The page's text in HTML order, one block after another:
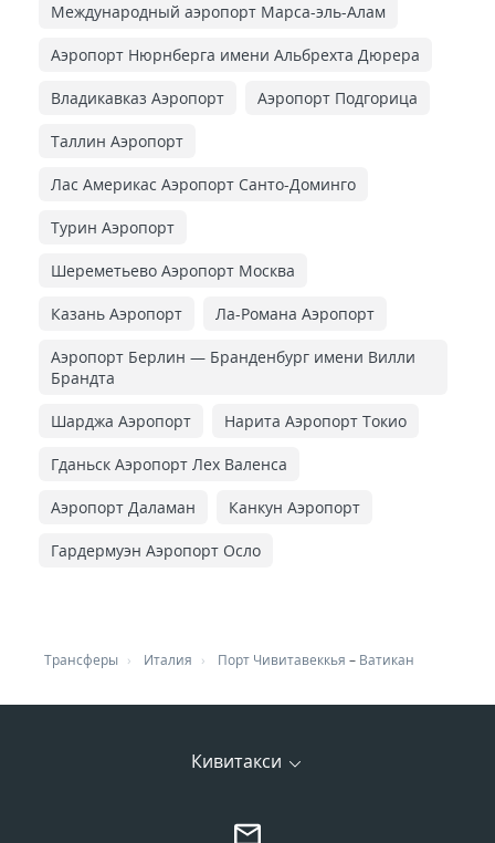
Международный аэропорт Марса-эль-Алам
Аэропорт Нюрнберга имени Альбрехта Дюрера
Владикавказ Аэропорт Аэропорт Подгорица
Таллин Аэропорт
Лас Америкас Аэропорт Санто-Доминго
Турин Аэропорт
Шереметьево Аэропорт Москва
Казань Аэропорт Ла-Романа Аэропорт
Аэропорт Берлин — Бранденбург имени Вилли
Брандта
Шарджа Аэропорт Нарита Аэропорт Токио
Гданьск Аэропорт Лех Валенса
Аэропорт Даламан Канкун Аэропорт
Гардермуэн Аэропорт Осло
Трансферы Италия Порт Чивитавеккья – Ватикан
Кивитакси